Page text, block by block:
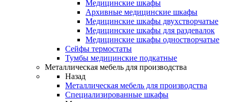
Медицинские шкафы
Архивные медицинские шкафы
Медицинские шкафы двухстворчатые
Медицинские шкафы для раздевалок
Медицинские шкафы одностворчатые
Сейфы термостаты
Тумбы медицинские подкатные
Металлическая мебель для производства
Назад
Металлическая мебель для производства
Cпециализированные шкафы